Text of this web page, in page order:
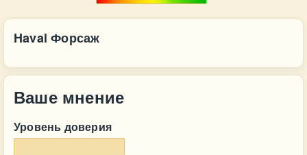
Haval Форсаж
Ваше мнение
Уровень доверия